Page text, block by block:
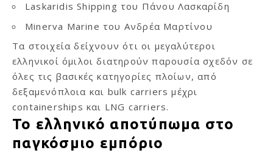
Laskaridis Shipping του Πάνου Λασκαρίδη
Minerva Marine του Ανδρέα Μαρτίνου
Τα στοιχεία δείχνουν ότι οι μεγαλύτεροι
ελληνικοί όμιλοι διατηρούν παρουσία σχεδόν σε
όλες τις βασικές κατηγορίες πλοίων, από
δεξαμενόπλοια και bulk carriers μέχρι
containerships και LNG carriers.
Το ελληνικό αποτύπωμα στο
παγκόσμιο εμπόριο